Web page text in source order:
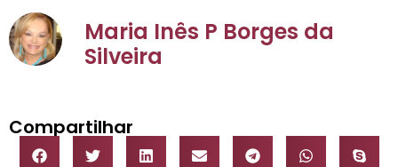
Maria Inês P Borges da
Silveira
Compartilhar